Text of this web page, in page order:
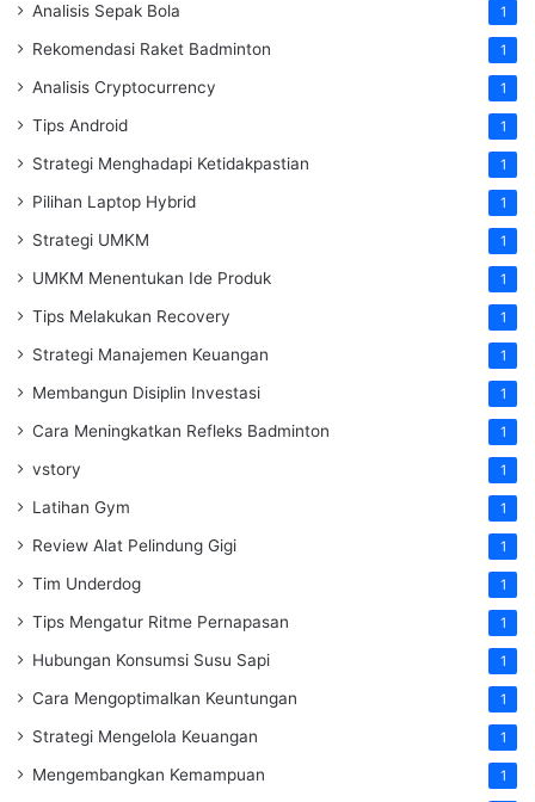
Analisis Sepak Bola 1
Rekomendasi Raket Badminton 1
Analisis Cryptocurrency 1
Tips Android 1
Strategi Menghadapi Ketidakpastian 1
Pilihan Laptop Hybrid 1
Strategi UMKM 1
UMKM Menentukan Ide Produk 1
Tips Melakukan Recovery 1
Strategi Manajemen Keuangan 1
Membangun Disiplin Investasi 1
Cara Meningkatkan Refleks Badminton 1
vstory 1
Latihan Gym 1
Review Alat Pelindung Gigi 1
Tim Underdog 1
Tips Mengatur Ritme Pernapasan 1
Hubungan Konsumsi Susu Sapi 1
Cara Mengoptimalkan Keuntungan 1
Strategi Mengelola Keuangan 1
Mengembangkan Kemampuan 1